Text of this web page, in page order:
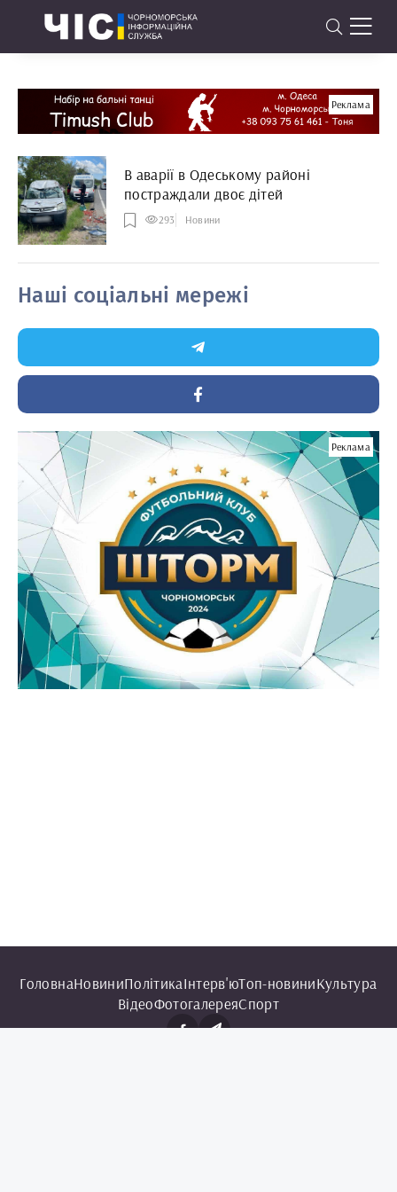
Реклама
В аварії в Одеському районі
постраждали двоє дітей
293 Новини
Наші соціальні мережі
Реклама
ГоловнаНовиниПолітикаІнтерв'юТоп-новиниКультура
ВідеоФотогалереяСпорт